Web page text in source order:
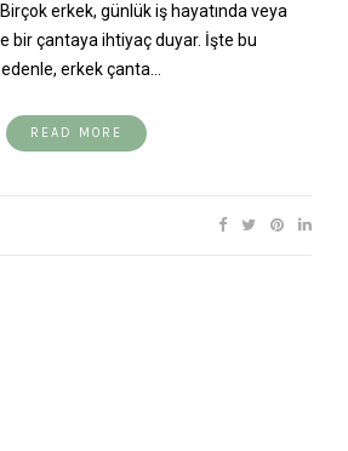
erkek, günlük iş hayatında veya
bir çantaya ihtiyaç duyar. İşte bu
erkek çanta…
READ MORE